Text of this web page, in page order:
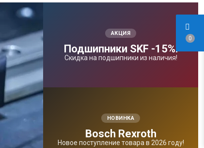
0
АКЦИЯ
Подшипники SKF -15%!
Скидка на подшипники из наличия!
НОВИНКА
Bosсh Rexroth
Новое поступление товара в 2026 году!